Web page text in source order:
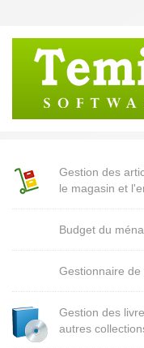
Gestion des
le magasin et
Budget du
Gestionnaire de
Gestion des
autres